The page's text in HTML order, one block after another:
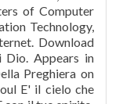
of Computer
Technology,
Download
Appears in
Preghiera on
E' il cielo che